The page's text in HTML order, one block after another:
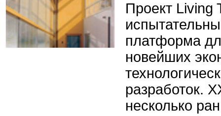
Проект Living
платформа
новейших
разработок.
несколько